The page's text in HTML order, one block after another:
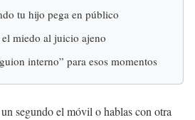
tu hijo pega en público
miedo al juicio ajeno
interno” para esos momentos
segundo el móvil o hablas con otra